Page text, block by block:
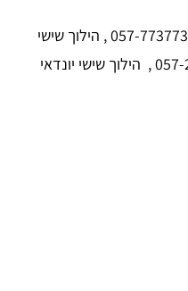
הילוך שישי יונדאי ת"א -אהרון 057-7737734 , הילוך שישי
, הילוך שישי יונדאי